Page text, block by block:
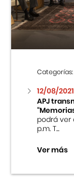
Centro
Museo
Fondo
Teatro
Categorías:
12/08/2021
APJ
podrá ver
p.m. T...
Ver más